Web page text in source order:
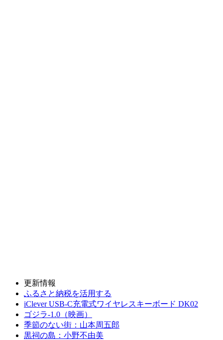
更新情報
ふるさと納税を活用する
iClever USB-C充電式ワイヤレスキーボード DK02
ゴジラ-1.0（映画）
季節のない街：山本周五郎
黒祠の島：小野不由美